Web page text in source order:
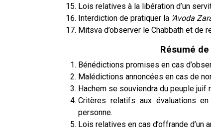
Lois relatives à la libération d’un
Interdiction de pratiquer la ‘Avoda
Mitsva d’observer le Chabbath et de
Résumé de
Bénédictions promises en cas
Malédictions annoncées en cas de
Hachem se souviendra du peuple
Critères relatifs aux évaluations
personne.
Lois relatives en cas d’offrande d’un